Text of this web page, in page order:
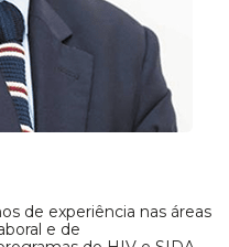
de experiência nas áreas
e de